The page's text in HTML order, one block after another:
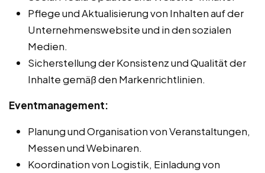
Pflege und Aktualisierung von Inhalten auf der
Unternehmenswebsite und in den sozialen
Medien.
Sicherstellung der Konsistenz und Qualität der
Inhalte gemäß den Markenrichtlinien.
Eventmanagement:
Planung und Organisation von Veranstaltungen,
Messen und Webinaren.
Koordination von Logistik, Einladung von